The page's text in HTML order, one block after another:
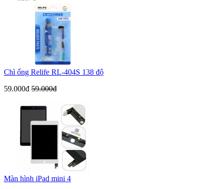
Chì ống Relife RL-404S 138 độ
59.000đ 59.000đ
Màn hình iPad mini 4